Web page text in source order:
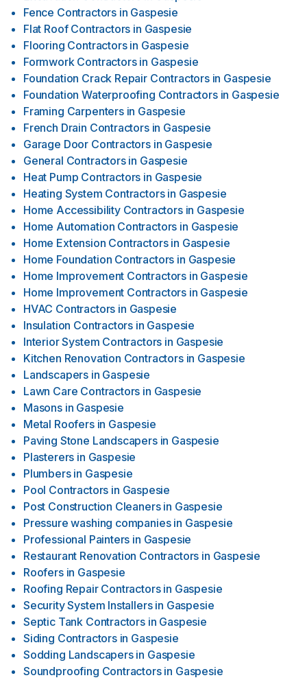
Fence Contractors in Gaspesie
Flat Roof Contractors in Gaspesie
Flooring Contractors in Gaspesie
Formwork Contractors in Gaspesie
Foundation Crack Repair Contractors in Gaspesie
Foundation Waterproofing Contractors in Gaspesie
Framing Carpenters in Gaspesie
French Drain Contractors in Gaspesie
Garage Door Contractors in Gaspesie
General Contractors in Gaspesie
Heat Pump Contractors in Gaspesie
Heating System Contractors in Gaspesie
Home Accessibility Contractors in Gaspesie
Home Automation Contractors in Gaspesie
Home Extension Contractors in Gaspesie
Home Foundation Contractors in Gaspesie
Home Improvement Contractors in Gaspesie
Home Improvement Contractors in Gaspesie
HVAC Contractors in Gaspesie
Insulation Contractors in Gaspesie
Interior System Contractors in Gaspesie
Kitchen Renovation Contractors in Gaspesie
Landscapers in Gaspesie
Lawn Care Contractors in Gaspesie
Masons in Gaspesie
Metal Roofers in Gaspesie
Paving Stone Landscapers in Gaspesie
Plasterers in Gaspesie
Plumbers in Gaspesie
Pool Contractors in Gaspesie
Post Construction Cleaners in Gaspesie
Pressure washing companies in Gaspesie
Professional Painters in Gaspesie
Restaurant Renovation Contractors in Gaspesie
Roofers in Gaspesie
Roofing Repair Contractors in Gaspesie
Security System Installers in Gaspesie
Septic Tank Contractors in Gaspesie
Siding Contractors in Gaspesie
Sodding Landscapers in Gaspesie
Soundproofing Contractors in Gaspesie